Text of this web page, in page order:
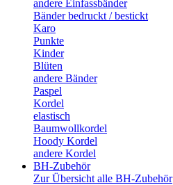
andere Einfassbänder
Bänder bedruckt / bestickt
Karo
Punkte
Kinder
Blüten
andere Bänder
Paspel
Kordel
elastisch
Baumwollkordel
Hoody Kordel
andere Kordel
BH-Zubehör
Zur Übersicht alle BH-Zubehör